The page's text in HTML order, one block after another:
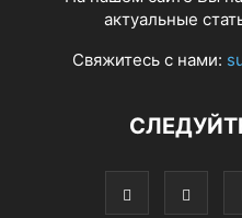
актуальные
Свяжитесь с нами: